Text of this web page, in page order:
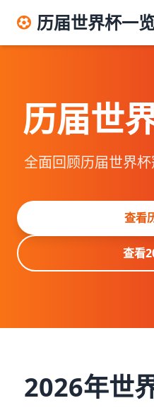
历届世界杯一
历届世
全面回顾历届世界
查看
查看
2026年世